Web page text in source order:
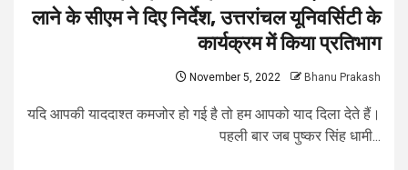
लाने के सीएम ने दिए निर्देश, उत्तरांचल यूनिवर्सिटी के
कार्यक्रम में किया प्रतिभाग
November 5, 2022 Bhanu Prakash
यदि आपकी याददाश्त कमजोर हो गई है तो हम आपको याद दिला देते हैं।
पहली बार जब पुष्कर सिंह धामी...